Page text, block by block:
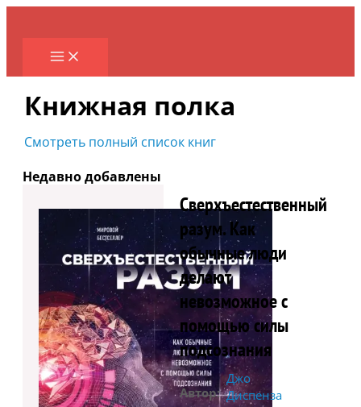
Перейти
содержимому
Книжная полка
Смотреть полный список книг
Недавно добавлены
Сверхъестественный
разум. Как
обычные люди
делают
невозможное с
помощью силы
подсознания
Автор:
Джо
Диспенза